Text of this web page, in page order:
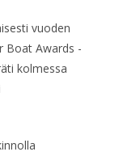
vuoden
Boat Awards -
kolmessa